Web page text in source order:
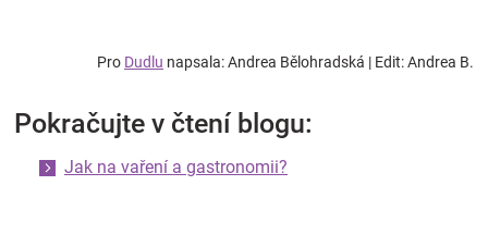
Pro Dudlu napsala: Andrea Bělohradská | Edit: Andrea B.
Pokračujte v čtení blogu:
Jak na vaření a gastronomii?